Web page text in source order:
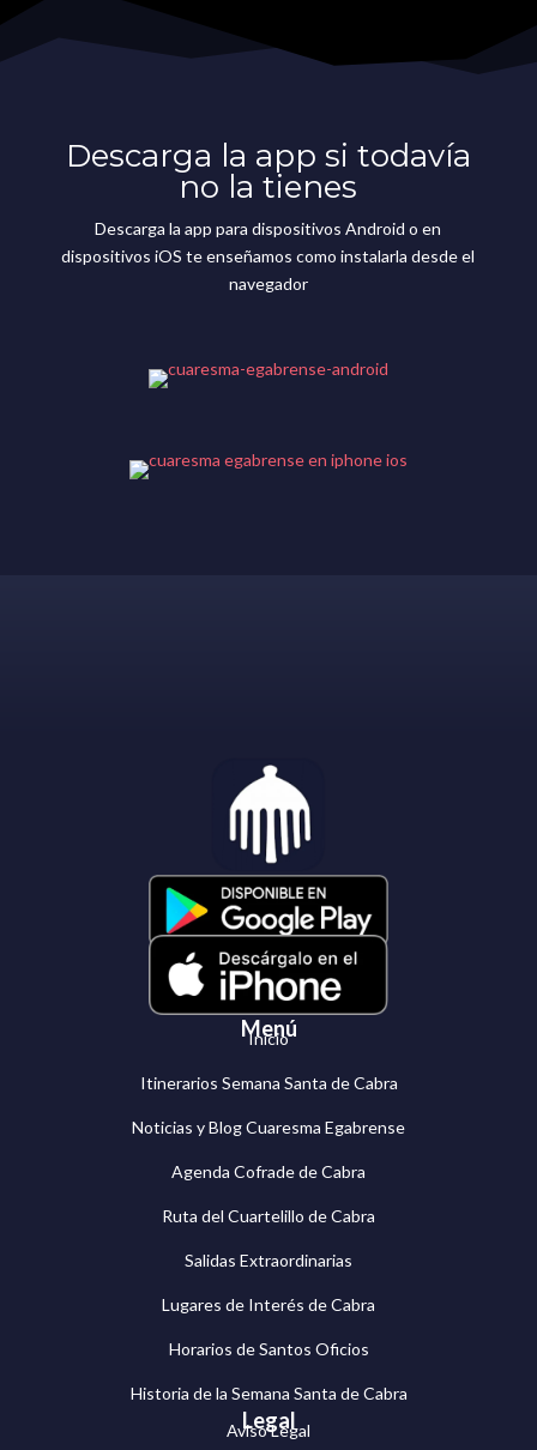
Descarga la app si todavía
no la tienes
Descarga la app para dispositivos Android o en
dispositivos iOS te enseñamos como instalarla desde el
navegador
Menú
Inicio
Itinerarios Semana Santa de Cabra
Noticias y Blog Cuaresma Egabrense
Agenda Cofrade de Cabra
Ruta del Cuartelillo de Cabra
Salidas Extraordinarias
Lugares de Interés de Cabra
Horarios de Santos Oficios
Historia de la Semana Santa de Cabra
Legal
Aviso Legal